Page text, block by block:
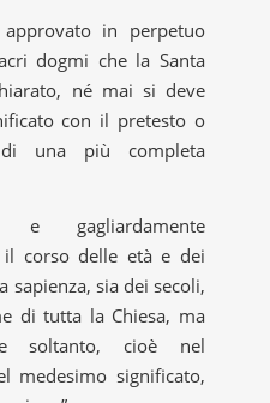
in perpetuo
dogmi che la Santa
né mai si deve
con il pretesto o
una più completa
e gagliardamente
il corso delle età e dei
sapienza, sia dei secoli,
di tutta la Chiesa, ma
soltanto, cioè nel
medesimo significato,